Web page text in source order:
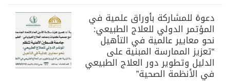
دعوة للمشاركة بأوراق علمية في
المؤتمر الدولي للعلاج الطبيعي:
نحو معايير عالمية في التأهيل
“تعزيز الممارسة المبنية على
الدليل وتطوير دور العلاج الطبيعي
في الأنظمة الصحية”